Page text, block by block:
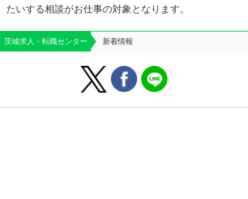
たいする相談がお仕事の対象となります。
茨城求人・転職センター 新着情報